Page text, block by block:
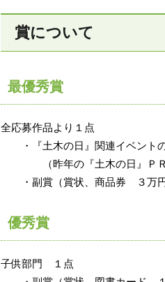
賞について
最優秀賞
全応募作品より１点
・『土木の日』関連イベントの
（昨年の『土木の日』ＰＲ
・副賞（賞状、商品券 ３万円
優秀賞
子供部門 １点